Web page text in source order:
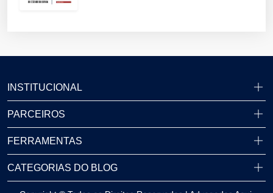
INSTITUCIONAL
PARCEIROS
FERRAMENTAS
CATEGORIAS DO BLOG